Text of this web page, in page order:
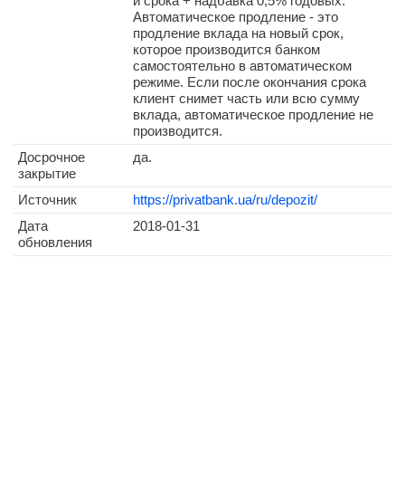
Автоматическое продление - это
продление вклада на новый срок,
которое производится банком
самостоятельно в автоматическом
режиме. Если после окончания срока
клиент снимет часть или всю сумму
вклада, автоматическое продление не
производится.
Досрочное
закрытие
да.
Источник
https://privatbank.ua/ru/depozit/
Дата
обновления
2018-01-31